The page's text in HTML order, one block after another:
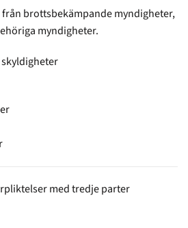
brottsbekämpande myndigheter,
myndigheter.
med tredje parter